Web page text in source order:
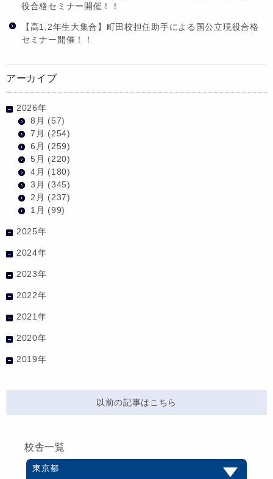
役合格セミナー開催！！
【高1,2年生大集合】町田校担任助手による国公立現役合格
セミナー開催！！
アーカイブ
2026年
8月 (57)
7月 (254)
6月 (259)
5月 (220)
4月 (180)
3月 (345)
2月 (237)
1月 (99)
2025年
2024年
2023年
2022年
2021年
2020年
2019年
以前の記事はこちら
校舎一覧
東京都